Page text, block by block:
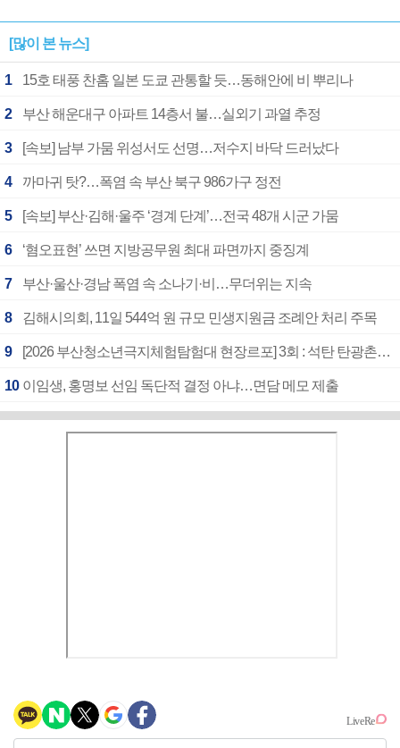
[많이 본 뉴스]
1 15호 태풍 찬홈 일본 도쿄 관통할 듯…동해안에 비 뿌리나
2 부산 해운대구 아파트 14층서 불…실외기 과열 추정
3 [속보] 남부 가뭄 위성서도 선명…저수지 바닥 드러났다
4 까마귀 탓?…폭염 속 부산 북구 986가구 정전
5 [속보] 부산·김해·울주 ‘경계 단계’…전국 48개 시군 가뭄
6 ‘혐오표현’ 쓰면 지방공무원 최대 파면까지 중징계
7 부산·울산·경남 폭염 속 소나기·비…무더위는 지속
8 김해시의회, 11일 544억 원 규모 민생지원금 조례안 처리 주목
9 [2026 부산청소년극지체험탐험대 현장르포] 3회 : 석탄 탄광촌에서 북극 연구의 중심지로
10 이임생, 홍명보 선임 독단적 결정 아냐…면담 메모 제출